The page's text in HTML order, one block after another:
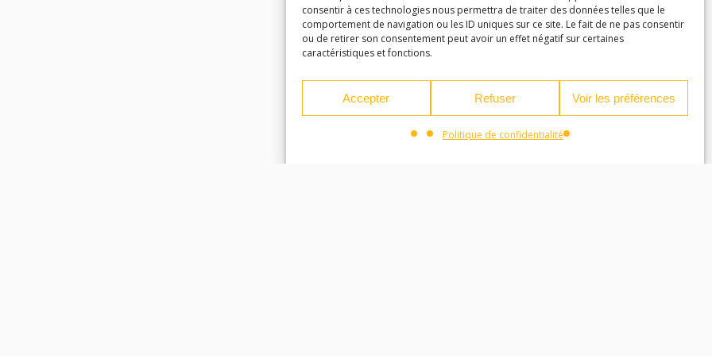
consentir à ces technologies nous permettra de traiter des données telles que le
comportement de navigation ou les ID uniques sur ce site. Le fait de ne pas consentir
ou de retirer son consentement peut avoir un effet négatif sur certaines
caractéristiques et fonctions.
Accepter Refuser Voir les préférences
Politique de confidentialité